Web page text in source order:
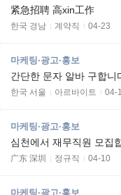
紧急招聘 高xin工作
한국 경남 계약직 04-23
마케팅·광고·홍보
간단한 문자 알바 구합니
한국 서울 아르바이트 04-
마케팅·광고·홍보
심천에서 재무직원 모집
广东 深圳 정규직 04-10
마케팅·광고·홍보